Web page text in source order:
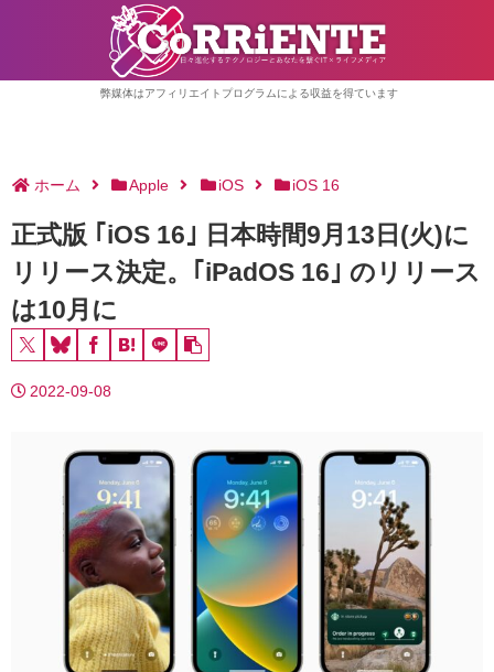
弊媒体はアフィリエイトプログラムによる収益を得ています
ホーム Apple iOS iOS 16
正式版 ｢iOS 16｣ 日本時間9月13日(火)に
リリース決定。｢iPadOS 16｣ のリリース
は10月に
2022-09-08